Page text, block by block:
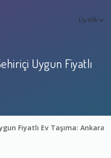
Üyelik
Uygun Fiyatlı
Fiyatlı Ev Taşıma: